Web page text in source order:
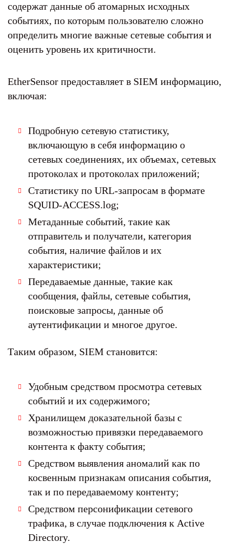
содержат данные об атомарных исходных
событиях, по которым пользователю сложно
определить многие важные сетевые события и
оценить уровень их критичности.
EtherSensor предоставляет в SIEM информацию,
включая:
Подробную сетевую статистику,
включающую в себя информацию о
сетевых соединениях, их объемах, сетевых
протоколах и протоколах приложений;
Статистику по URL-запросам в формате
SQUID-ACCESS.log;
Метаданные событий, такие как
отправитель и получатели, категория
события, наличие файлов и их
характеристики;
Передаваемые данные, такие как
сообщения, файлы, сетевые события,
поисковые запросы, данные об
аутентификации и многое другое.
Таким образом, SIEM становится:
Удобным средством просмотра сетевых
событий и их содержимого;
Хранилищем доказательной базы с
возможностью привязки передаваемого
контента к факту события;
Средством выявления аномалий как по
косвенным признакам описания события,
так и по передаваемому контенту;
Средством персонификации сетевого
трафика, в случае подключения к Active
Directory.